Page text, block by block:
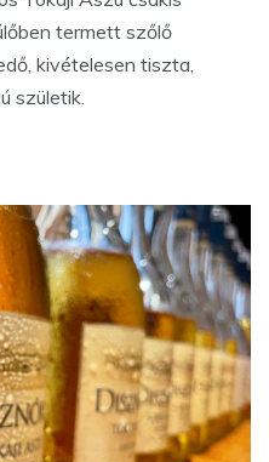
termett szőlő
kivételesen tiszta,
születik.